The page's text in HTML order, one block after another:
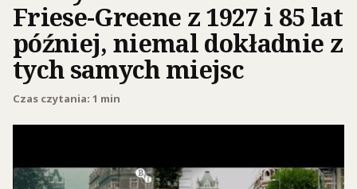
Friese-Greene z 1927 i 85 lat
później, niemal dokładnie z
tych samych miejsc
Czas czytania: 1 min